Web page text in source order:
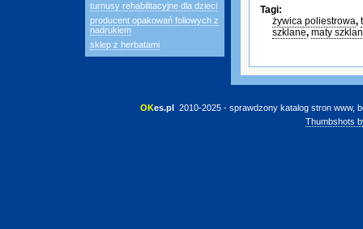
turnusy rehabilitacyjne dla dzieci
producent opakowań foliowych z
nadrukiem
sklep z herbatami
Tagi:
żywica poliestrowa,
szklane, maty
OKes.pl 2010-2025 - sprawdzony katalog stron www,
Thumbshots